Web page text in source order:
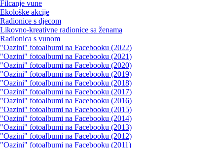
Filcanje vune
Ekološke akcije
Radionice s djecom
Likovno-kreativne radionice sa ženama
Radionica s vunom
"Oazini" fotoalbumi na Facebooku (2022)
"Oazini" fotoalbumi na Facebooku (2021)
"Oazini" fotoalbumi na Facebooku (2020)
"Oazini" fotoalbumi na Facebooku (2019)
"Oazini" fotoalbumi na Facebooku (2018)
"Oazini" fotoalbumi na Facebooku (2017)
"Oazini" fotoalbumi na Facebooku (2016)
"Oazini" fotoalbumi na Facebooku (2015)
"Oazini" fotoalbumi na Facebooku (2014)
"Oazini" fotoalbumi na Facebooku (2013)
"Oazini" fotoalbumi na Facebooku (2012)
"Oazini" fotoalbumi na Facebooku (2011)